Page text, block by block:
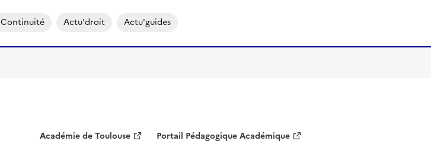
Continuité Actu'droit Actu'guides
Académie de Toulouse Portail Pédagogique Académique